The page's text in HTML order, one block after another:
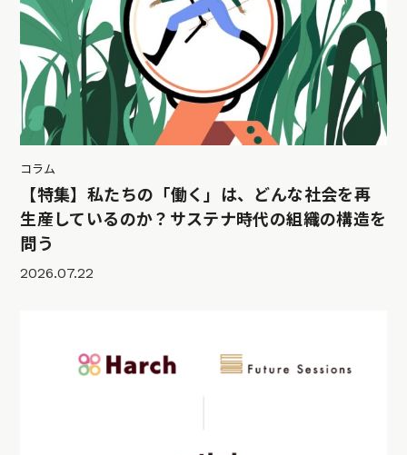
コラム
【特集】私たちの「働く」は、どんな社会を再
生産しているのか？サステナ時代の組織の構造を
問う
2026.07.22